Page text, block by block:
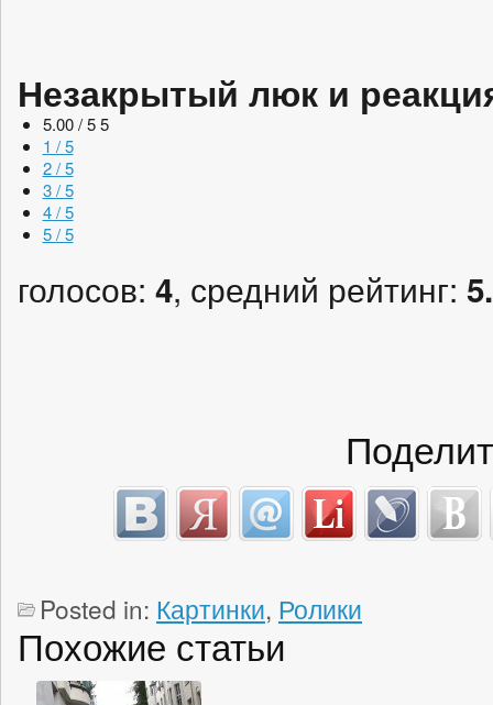
Незакрытый люк и
5.00 / 5 5
1 / 5
2 / 5
3 / 5
4 / 5
5 / 5
голосов: 4, средний рейтинг:
Posted in: Картинки, Ролики
Похожие статьи